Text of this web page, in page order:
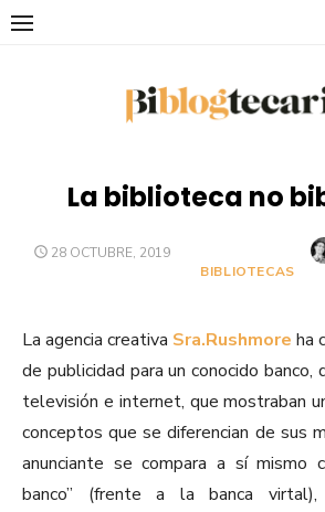
Saltar
La biblioteca no
PUBLICADO
28 OCTUBRE, 2019
BIBLIOTECAS
La agencia creativa Sra.Rushmore ha
de publicidad para un conocido banco,
televisión e internet, que mostraban
conceptos que se diferencian de sus
anunciante se compara a sí mismo
banco” (frente a la banca